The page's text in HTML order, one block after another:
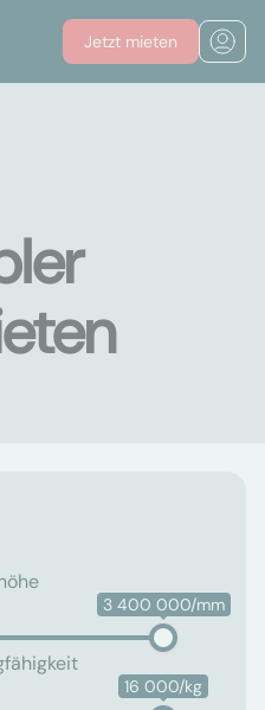
Jetzt mieten
3 400 000/mm
16 000/kg